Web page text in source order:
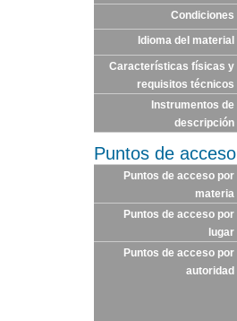
Condiciones
Idioma del material
Características físicas y
requisitos técnicos
Instrumentos de
descripción
Puntos de acceso
Puntos de acceso por
materia
Puntos de acceso por
lugar
Puntos de acceso por
autoridad